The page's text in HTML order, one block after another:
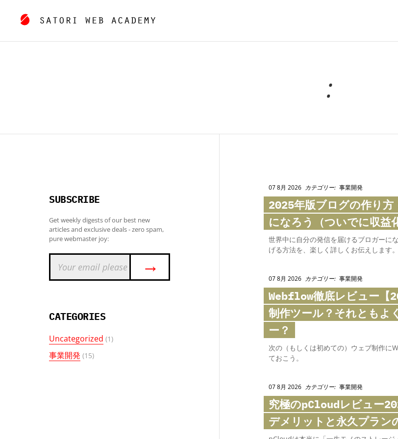
:
SUBSCRIBE
Get weekly digests of our best new
articles and exclusive deals - zero spam,
pure webmaster joy:
→
CATEGORIES
Uncategorized (1)
事業開発 (15)
07 8月 2026 カテゴリー: 事業開発
2025年版ブログの作り
になろう（ついでに収益
世界中に自分の発信を届けるブロガーに
げる方法を、楽しく詳しくお伝えします。
07 8月 2026 カテゴリー: 事業開発
Webflow徹底レビュー【
制作ツール？それともよ
ー？
次の（もしくは初めての）ウェブ制作に
ておこう。
07 8月 2026 カテゴリー: 事業開発
究極のpCloudレビュー
デメリットと永久プラン